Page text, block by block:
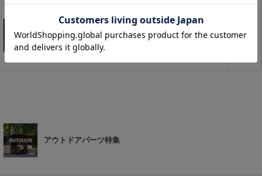
プチカスタム
アウトドアパーツ特集